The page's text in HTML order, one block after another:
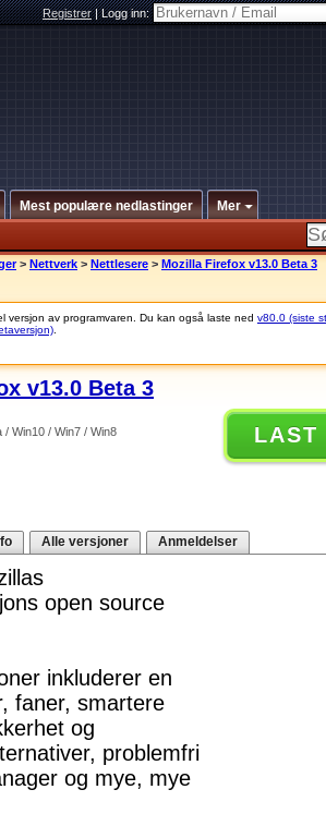
Registrer|Logg inn:
Mest populære nedlastinger Mer
> Nettverk > Nettlesere > Mozilla Firefox v13.0 Beta 3
versjon av programvaren. Du kan også laste ned v80.0 (siste
v13.0 Beta 3
/ Win10 / Win7 / Win8 LAST
Alle versjoner Anmeldelser
open source
inkluderer en
faner, smartere
og
problemfri
og mye, mye